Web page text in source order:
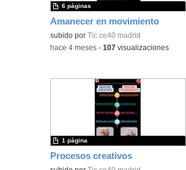
Amanecer en movimiento
subido por Tic ce40 madrid
6 páginas
-hace 4 meses -107 visualizaciones
Procesos creativos
1 página